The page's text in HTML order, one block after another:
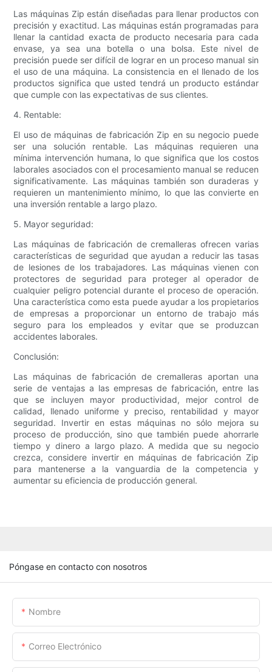
Las máquinas Zip están diseñadas para llenar productos con
precisión y exactitud. Las máquinas están programadas para
llenar la cantidad exacta de producto necesaria para cada
envase, ya sea una botella o una bolsa. Este nivel de
precisión puede ser difícil de lograr en un proceso manual sin
el uso de una máquina. La consistencia en el llenado de los
productos significa que usted tendrá un producto estándar
que cumple con las expectativas de sus clientes.
4. Rentable:
El uso de máquinas de fabricación Zip en su negocio puede
ser una solución rentable. Las máquinas requieren una
mínima intervención humana, lo que significa que los costos
laborales asociados con el procesamiento manual se reducen
significativamente. Las máquinas también son duraderas y
requieren un mantenimiento mínimo, lo que las convierte en
una inversión rentable a largo plazo.
5. Mayor seguridad:
Las máquinas de fabricación de cremalleras ofrecen varias
características de seguridad que ayudan a reducir las tasas
de lesiones de los trabajadores. Las máquinas vienen con
protectores de seguridad para proteger al operador de
cualquier peligro potencial durante el proceso de operación.
Una característica como esta puede ayudar a los propietarios
de empresas a proporcionar un entorno de trabajo más
seguro para los empleados y evitar que se produzcan
accidentes laborales.
Conclusión:
Las máquinas de fabricación de cremalleras aportan una
serie de ventajas a las empresas de fabricación, entre las
que se incluyen mayor productividad, mejor control de
calidad, llenado uniforme y preciso, rentabilidad y mayor
seguridad. Invertir en estas máquinas no sólo mejora su
proceso de producción, sino que también puede ahorrarle
tiempo y dinero a largo plazo. A medida que su negocio
crezca, considere invertir en máquinas de fabricación Zip
para mantenerse a la vanguardia de la competencia y
aumentar su eficiencia de producción general.
Póngase en contacto con nosotros
Nombre
Correo Electrónico